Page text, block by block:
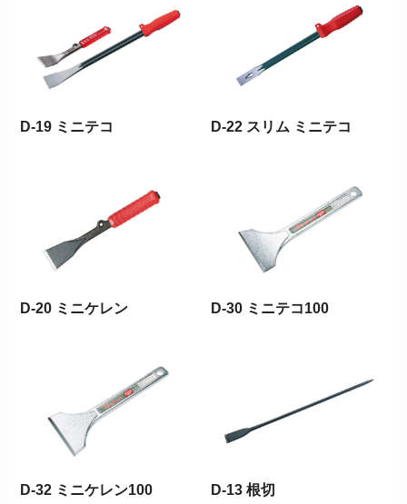
D-19 ミニテコ D-22 スリム ミニテコ
D-20 ミニケレン D-30 ミニテコ100
D-32 ミニケレン100 D-13 根切